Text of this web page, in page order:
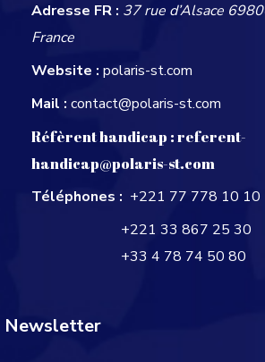
Adresse FR : 37 rue d’Alsace
France
Website : polaris-st.com
Mail : contact@polaris-st.com
Réfèrent handicap :referent-
handicap@polaris-st.com
Téléphones : +221 77 778 10 10
+221 33 867 25 30
+33 4 78 74 50 80
Newsletter